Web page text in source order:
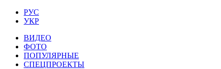
РУС
УКР
ВИДЕО
ФОТО
ПОПУЛЯРНЫЕ
СПЕЦПРОЕКТЫ